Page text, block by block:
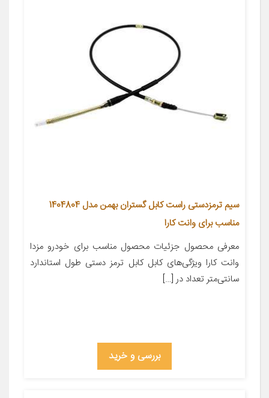
سیم ترمزدستی راست کابل گستران بهمن مدل 1404804
مناسب برای وانت کارا
معرفی محصول جزئیات محصول مناسب برای خودرو مزدا
وانت کارا ویژگی‌های کابل کابل ترمز دستی طول استاندارد
سانتی‌متر تعداد در […]
بررسی و خرید